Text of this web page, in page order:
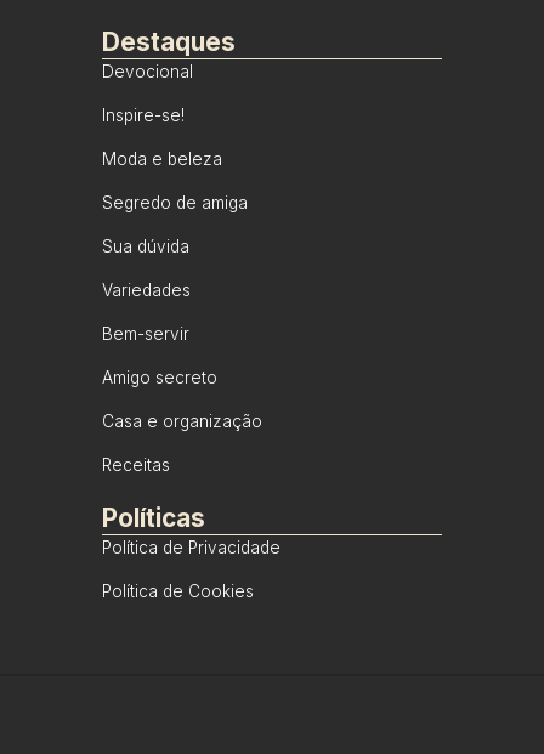
Destaques
Devocional
Inspire-se!
Moda e beleza
Segredo de amiga
Sua dúvida
Variedades
Bem-servir
Amigo secreto
Casa e organização
Receitas
Políticas
Política de Privacidade
Política de Cookies